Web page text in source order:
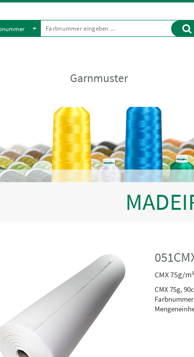
Garnmuster
CMX 75g/
CMX 75g,
Farbnummer